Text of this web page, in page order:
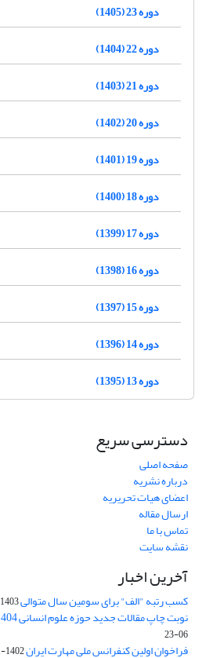
دوره 23 (1405)
دوره 22 (1404)
دوره 21 (1403)
دوره 20 (1402)
دوره 19 (1401)
دوره 18 (1400)
دوره 17 (1399)
دوره 16 (1398)
دوره 15 (1397)
دوره 14 (1396)
دوره 13 (1395)
دسترسی سریع
صفحه اصلی
درباره نشریه
اعضای هیات تحریریه
ارسال مقاله
تماس با ما
نقشه سایت
آخرین اخبار
کسب رتبه "الف" برای سومین سال متوالی1403-02-01
نوبت چاپ مقالات جدید حوزه علوم انسانی 1404و به بعد خواهد بود
06-23
فراخوان اولین کنفرانس ملی مهارت ایران1402-01-28